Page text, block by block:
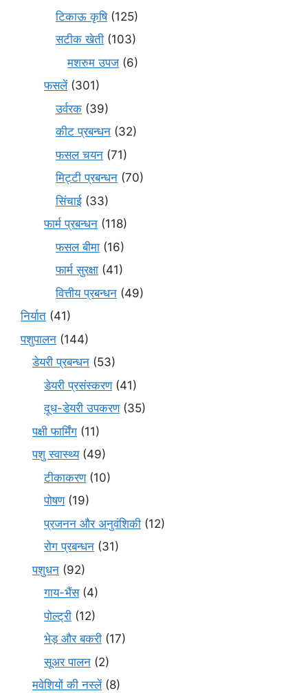
टिकाऊ कृषि(125)
सटीक खेती (103)
मशरुम उपज (6)
फसलें(301)
उर्वरक (39)
कीट प्रबन्धन (32)
फसल चयन (71)
मि‌ट्टी प्रबन्धन (70)
सिंचाई (33)
फार्म प्रबन्धन (118)
फसल बीमा (16)
फार्म सुरक्षा (41)
वित्तीय प्रबन्धन (49)
निर्यात (41)
पशुपालन (144)
डेयरी प्रबन्धन (53)
डेयरी प्रसंस्करण(41)
दूध-डेयरी उपकरण(35)
पक्षी फार्मिंग (11)
पशु स्वास्थ्य(49)
टीकाकरण(10)
पोषण(19)
प्रजनन और अनुवंशिकी (12)
रोग प्रबन्धन (31)
पशुधन (92)
गाय-भैंस(4)
पोल्ट्री (12)
भेड़ और बकरी (17)
सूअर पालन (2)
मवेशियों की नस्लें(8)